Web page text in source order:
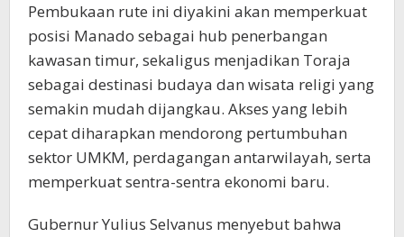
Pembukaan rute ini diyakini akan memperkuat
posisi Manado sebagai hub penerbangan
kawasan timur, sekaligus menjadikan Toraja
sebagai destinasi budaya dan wisata religi yang
semakin mudah dijangkau. Akses yang lebih
cepat diharapkan mendorong pertumbuhan
sektor UMKM, perdagangan antarwilayah, serta
memperkuat sentra-sentra ekonomi baru.
Gubernur Yulius Selvanus menyebut bahwa